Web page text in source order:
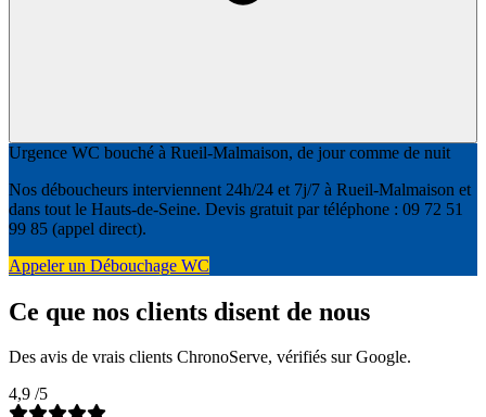
Urgence WC bouché à Rueil-Malmaison, de jour comme de nuit
Nos déboucheurs interviennent 24h/24 et 7j/7 à Rueil-Malmaison et
dans tout le Hauts-de-Seine. Devis gratuit par téléphone : 09 72 51
99 85 (appel direct).
Appeler un Débouchage WC
Ce que nos clients disent de nous
Des avis de vrais clients ChronoServe, vérifiés sur Google.
4,9 /5